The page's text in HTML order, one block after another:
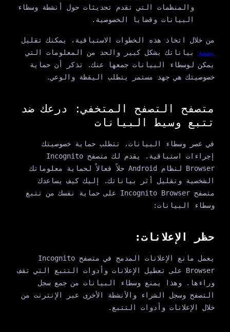
والمنظمات التي تقدم تحديثات حول أنشطة وسطاء
البيانات وقضايا الخصوصية.
من خلال اتخاذ هذه الخطوات الاستباقية، يمكنك تقليل
بصمةبياناتك بشكل كبير والحد من المعلومات التي
يمكن لوسطاء البيانات جمعها عنك. تذكر أن حماية
خصوصيتك هي جهد مستمر يتطلب اليقظة والوعي.
متصفح التصفح المتخفي: درعك ضد
تتبع وسيط البيانات
في عصر وسطاء البيانات، تتطلب حماية خصوصيتك
إجراءات استباقية. يقدم لك متصفح Incognito
Browser لنظام Android حلاً فعالاً لحماية معلوماتك
الشخصية وتقليل أثر بياناتك. إليك كيف يساعدك
متصفح Incognito Browser على حماية نفسك من تتبع
وسطاء البيانات:
حظر الإعلانات:
يعمل مانع الإعلانات المدمج في متصفح Incognito
Browser على تعطيل الإعلانات وأدوات التتبع التي تقف
وراءها. وهذا يمنع وسطاء البيانات من جمع سجل
التصفح وسجل الشراء والأنشطة الأخرى عبر الإنترنت من
خلال الإعلانات وأدوات التتبع.